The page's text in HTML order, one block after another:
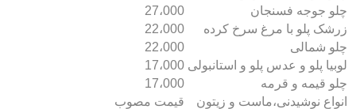
چلو جوجه فسنجان
27،000
زرشک پلو با مرغ سرخ کرده
22،000
چلو شمالی
22،000
لوبیا پلو و عدس پلو و استانبولی 17،000
چلو قیمه و قرمه
17،000
انواع نوشیدنی،ماست و زیتون
قیمت مصوب